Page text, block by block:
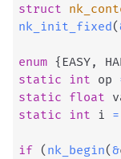
struct
nk_init_fixed(
enum { EASY,
static int op
static float
static int i =
if ( nk_begin(&